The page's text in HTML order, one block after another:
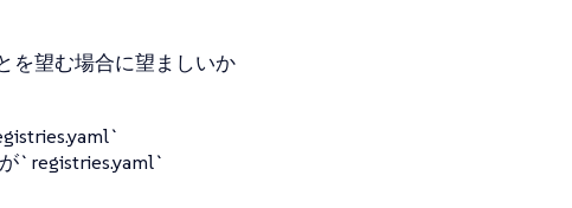
を望む場合に望ましいか
`registries.yaml`